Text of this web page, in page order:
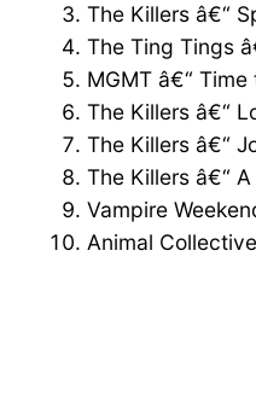
The Killers â€“
The Ting Tings
MGMT â€“
The Killers â€“
The Killers â€“
The Killers â€“
Vampire
Animal